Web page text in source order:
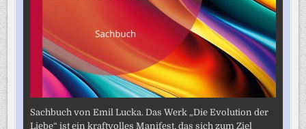
Sachbuch von Emil Lucka. Das Werk „Die Evolution der
Liebe“ ist ein kraftvolles Manifest, das sich zum Ziel